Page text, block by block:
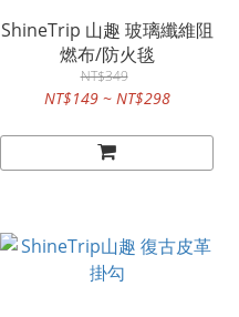
ShineTrip 山趣 玻璃纖維阻
燃布/防火毯
NT$349
NT$149 ~ NT$298